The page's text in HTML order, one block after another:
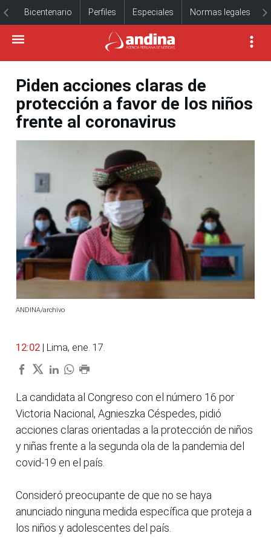
Bicentenario Perfiles Especiales Normas legales
Piden acciones claras de
protección a favor de los niños
frente al coronavirus
ANDINA/archivo
12:02 | Lima, ene. 17.
La candidata al Congreso con el número 16 por
Victoria Nacional, Agnieszka Céspedes, pidió
acciones claras orientadas a la protección de niños
y niñas frente a la segunda ola de la pandemia del
covid-19 en el país.
Consideró preocupante de que no se haya
anunciado ninguna medida específica que proteja a
los niños y adolescentes del país.